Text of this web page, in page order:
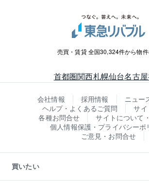
売買・賃貸 全国30,324件から物
首都圏関西札幌仙台名古屋
会社情報 採用情報
ニュー
ヘルプ・よくあるご質問
サ
各種お問合せ
サイトについて
個人情報保護・プライバシーポ
ご意見・お問合せ
買いたい